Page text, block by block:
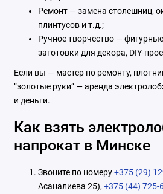
Ремонт — замена столешниц,
плинтусов и т.д.;
Ручное творчество —
заготовки для декора, DIY-
Если вы — мастер по ремонту,
“золотые руки” — аренда
и деньги.
Как взять
напрокат в Минске
Звоните по номеру+375 (29)
Асаналиева 25), +375 (44) 725-